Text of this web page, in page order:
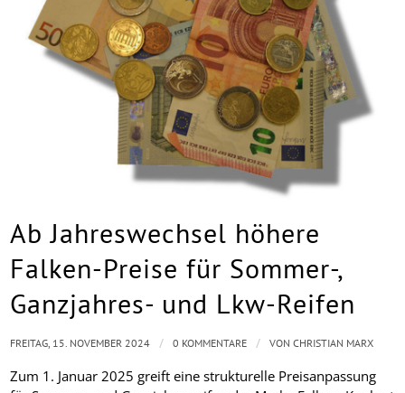
Ab Jahreswechsel höhere
Falken-Preise für Sommer-,
Ganzjahres- und Lkw-Reifen
Zum 1. Januar 2025 greift eine strukturelle Preisanpassung
FREITAG, 15. NOVEMBER 2024 / 0 KOMMENTARE / VONCHRISTIAN MARX